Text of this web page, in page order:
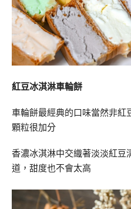
紅豆冰淇淋車輪餅
車輪餅最經典的口味當然非紅
顆粒很加分
香濃冰淇淋中交織著淡淡紅豆
道，甜度也不會太高